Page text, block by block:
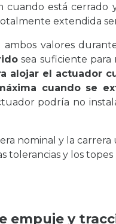
cuando está
extendida
valores
sea suficiente para
alojar el actuador
cuando se
podría no
empuje y